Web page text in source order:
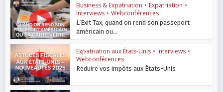
Business & Expatriation • Expatriation •
Interviews • Webconférences
L’Exit Tax, quand on rend son passeport
américain ou...
Expatriation aux États-Unis • Interviews •
Webconférences
Réduire vos impôts aux États-Unis